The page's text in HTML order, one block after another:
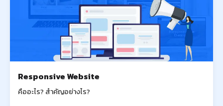
Responsive Website
คืออะไร? สำคัญอย่างไร?